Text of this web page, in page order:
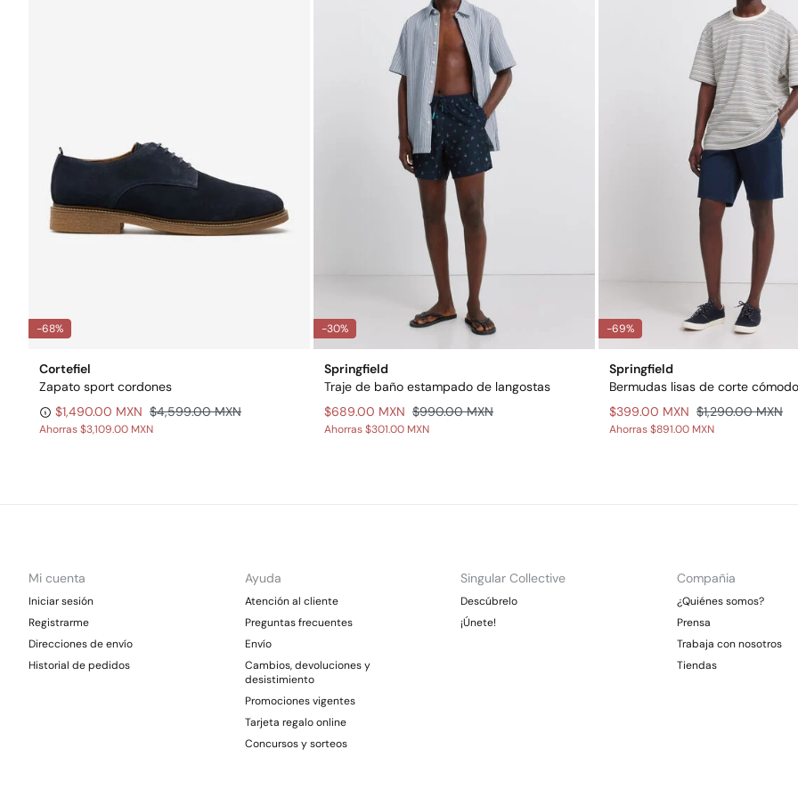
-68%
Cortefiel
Zapato sport cordones
$1,490.00 MXN $4,599.00 MXN
Ahorras$3,109.00 MXN
-30%
Springfield
Traje de baño estampado de langostas
$689.00 MXN $990.00 MXN
Ahorras$301.00 MXN
-69%
Springfield
Bermudas lisas de corte cómodo
$399.00 MXN $1,290.00 MXN
Ahorras$891.00 MXN
Mi cuenta
Iniciar sesión
Registrarme
Direcciones de envío
Historial de pedidos
Ayuda
Atención al cliente
Preguntas frecuentes
Envío
Cambios, devoluciones y
desistimiento
Promociones vigentes
Tarjeta regalo online
Concursos y sorteos
Singular Collective
Descúbrelo
¡Únete!
Compañia
¿Quiénes somos?
Prensa
Trabaja con nosotros
Tiendas